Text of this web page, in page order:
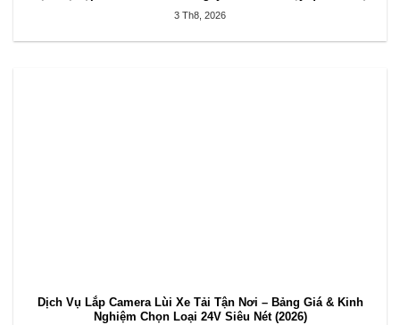
3 Th8, 2026
Dịch Vụ Lắp Camera Lùi Xe Tải Tận Nơi – Bảng Giá & Kinh
Nghiệm Chọn Loại 24V Siêu Nét (2026)